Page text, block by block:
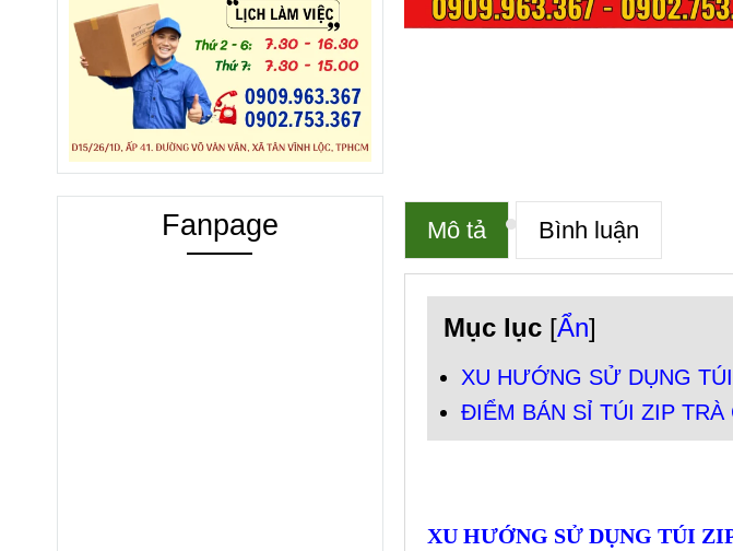
Mô tả Bình luận
Mục lục [Ẩn]
XU HƯỚNG SỬ DỤNG
ĐIỂM BÁN SỈ TÚI ZIP TRÀ
XU HƯỚNG SỬ DỤNG TÚI
Fanpage